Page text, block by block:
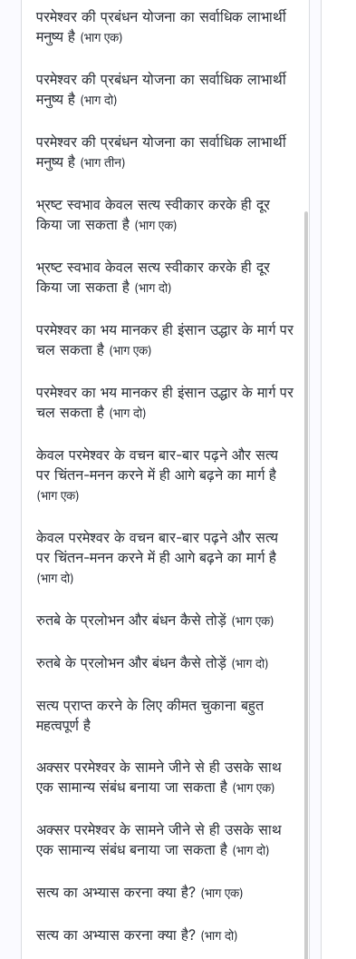
परमेश्वर की प्रबंधन योजना का सर्वाधिक लाभार्थी
मनुष्‍य है (भाग एक)
परमेश्वर की प्रबंधन योजना का सर्वाधिक लाभार्थी
मनुष्‍य है (भाग दो)
परमेश्वर की प्रबंधन योजना का सर्वाधिक लाभार्थी
मनुष्‍य है (भाग तीन)
भ्रष्‍ट स्‍वभाव केवल सत्य स्वीकार करके ही दूर
किया जा सकता है (भाग एक)
भ्रष्‍ट स्‍वभाव केवल सत्य स्वीकार करके ही दूर
किया जा सकता है (भाग दो)
परमेश्वर का भय मानकर ही इंसान उद्धार के मार्ग पर
चल सकता है (भाग एक)
परमेश्वर का भय मानकर ही इंसान उद्धार के मार्ग पर
चल सकता है (भाग दो)
केवल परमेश्वर के वचन बार-बार पढ़ने और सत्य
पर चिंतन-मनन करने में ही आगे बढ़ने का मार्ग है
(भाग एक)
केवल परमेश्वर के वचन बार-बार पढ़ने और सत्य
पर चिंतन-मनन करने में ही आगे बढ़ने का मार्ग है
(भाग दो)
रुतबे के प्रलोभन और बंधन कैसे तोड़ें (भाग एक)
रुतबे के प्रलोभन और बंधन कैसे तोड़ें (भाग दो)
सत्य प्राप्त करने के लिए कीमत चुकाना बहुत
महत्वपूर्ण है
अक्सर परमेश्वर के सामने जीने से ही उसके साथ
एक सामान्य संबंध बनाया जा सकता है (भाग एक)
अक्सर परमेश्वर के सामने जीने से ही उसके साथ
एक सामान्य संबंध बनाया जा सकता है (भाग दो)
सत्‍य का अभ्‍यास करना क्‍या है? (भाग एक)
सत्‍य का अभ्‍यास करना क्‍या है? (भाग दो)